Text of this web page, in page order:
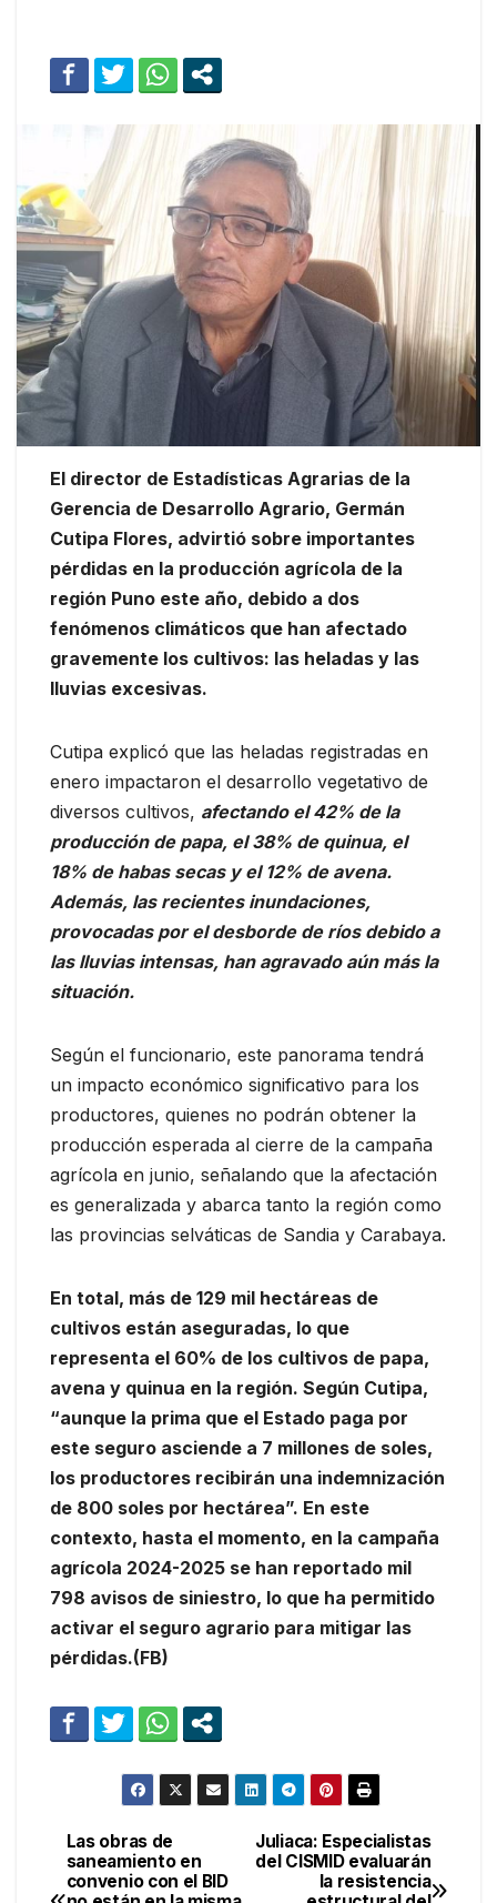
El director de Estadísticas Agrarias de la
Gerencia de Desarrollo Agrario, Germán
Cutipa Flores, advirtió sobre importantes
pérdidas en la producción agrícola de la
región Puno este año, debido a dos
fenómenos climáticos que han afectado
gravemente los cultivos: las heladas y las
lluvias excesivas.
Cutipa explicó que las heladas registradas en
enero impactaron el desarrollo vegetativo de
diversos cultivos, afectando el 42% de la
producción de papa, el 38% de quinua, el
18% de habas secas y el 12% de avena.
Además, las recientes inundaciones,
provocadas por el desborde de ríos debido a
las lluvias intensas, han agravado aún más la
situación.
Según el funcionario, este panorama tendrá
un impacto económico significativo para los
productores, quienes no podrán obtener la
producción esperada al cierre de la campaña
agrícola en junio, señalando que la afectación
es generalizada y abarca tanto la región como
las provincias selváticas de Sandia y Carabaya.
En total, más de 129 mil hectáreas de
cultivos están aseguradas, lo que
representa el 60% de los cultivos de papa,
avena y quinua en la región. Según Cutipa,
“aunque la prima que el Estado paga por
este seguro asciende a 7 millones de soles,
los productores recibirán una indemnización
de 800 soles por hectárea”. En este
contexto, hasta el momento, en la campaña
agrícola 2024-2025 se han reportado mil
798 avisos de siniestro, lo que ha permitido
activar el seguro agrario para mitigar las
pérdidas.(FB)
Navegación
Juliaca: Especialistas
del CISMID evaluarán
la resistencia
Las obras de
saneamiento en
convenio con el BID